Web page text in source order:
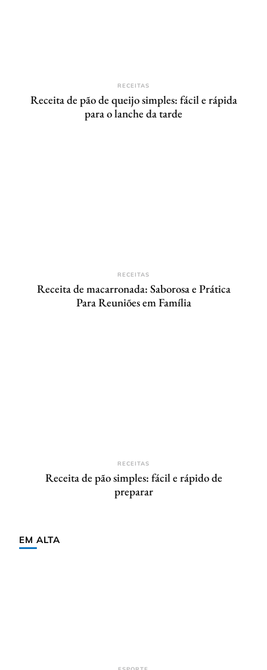
RECEITAS
Receita de pão de queijo simples: fácil e rápida
para o lanche da tarde
RECEITAS
Receita de macarronada: Saborosa e Prática
Para Reuniões em Família
RECEITAS
Receita de pão simples: fácil e rápido de
preparar
EM ALTA